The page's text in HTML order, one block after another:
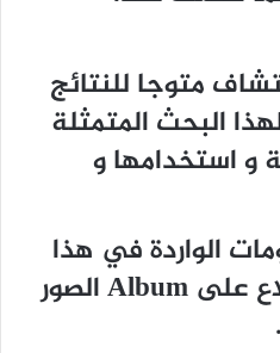
متوجا للنتائج
البحث المتمثلة
و استخدامها و
الواردة في هذا
البحث ، الرجاء الإطلاع على Album الصور